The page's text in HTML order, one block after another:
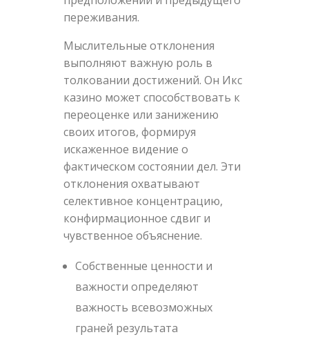
переживания.
Мыслительные отклонения
выполняют важную роль в
толковании достижений. Он Икс
казино может способствовать к
переоценке или занижению
своих итогов, формируя
искаженное видение о
фактическом состоянии дел. Эти
отклонения охватывают
селективное концентрацию,
конфирмационное сдвиг и
чувственное объяснение.
Собственные ценности и
важности определяют
важность всевозможных
граней результата